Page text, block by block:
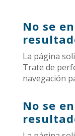
No se
La página
Trate de
navegación
No se